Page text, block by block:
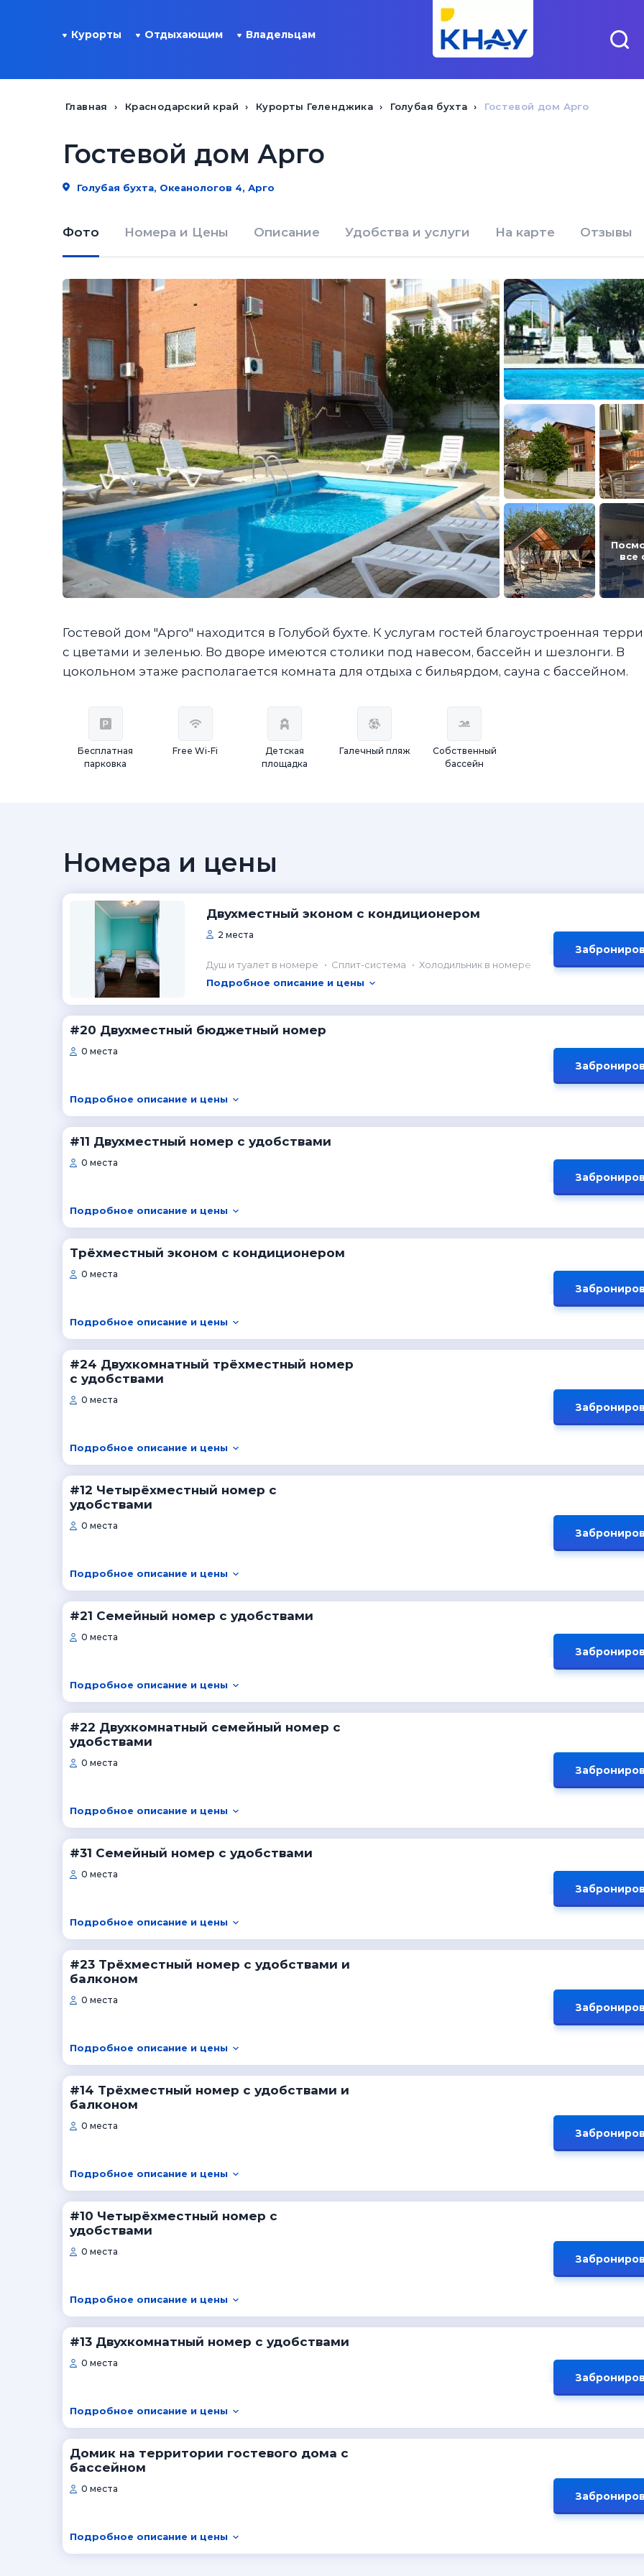
Курорты Отдыхающим Владельцам
Главная Краснодарский край Курорты Геленджика Голубая бухта Гостевой дом Арго
Гостевой дом Арго
Голубая бухта, Океанологов 4, Арго
Фото Номера и Цены Описание Удобства и услуги На карте Отзывы
все
Гостевой дом "Арго" находится в Голубой бухте. К услугам гостей благоустроенная
с цветами и зеленью. Во дворе имеются столики под навесом, бассейн и шезлонги. В
цокольном этаже располагается комната для отдыха с бильярдом, сауна с бассейном.
Бесплатная
парковка
Free Wi-Fi
Детская
площадка
Галечный пляж
Собственный
бассейн
Номера и цены
Двухместный эконом с кондиционером
2 места
Душ и туалет в номере Сплит-система
Холодильник в номере
Подробное описание и цены
#20 Двухместный бюджетный номер
0 места
Подробное описание и цены
#11 Двухместный номер с удобствами
0 места
Подробное описание и цены
Трёхместный эконом с кондиционером
0 места
Подробное описание и цены
#24 Двухкомнатный трёхместный номер
с удобствами
0 места
Подробное описание и цены
#12 Четырёхместный номер с
удобствами
0 места
Подробное описание и цены
#21 Семейный номер с удобствами
0 места
Подробное описание и цены
#22 Двухкомнатный семейный номер с
удобствами
0 места
Подробное описание и цены
#31 Семейный номер с удобствами
0 места
Подробное описание и цены
#23 Трёхместный номер с удобствами и
балконом
0 места
Подробное описание и цены
#14 Трёхместный номер с удобствами и
балконом
0 места
Подробное описание и цены
#10 Четырёхместный номер с
удобствами
0 места
Подробное описание и цены
#13 Двухкомнатный номер с удобствами
0 места
Подробное описание и цены
Домик на территории гостевого дома с
бассейном
0 места
Подробное описание и цены